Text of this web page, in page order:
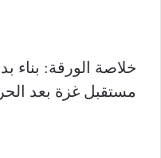
خلاصة الورقة: بناء
مستقبل غزة بعد